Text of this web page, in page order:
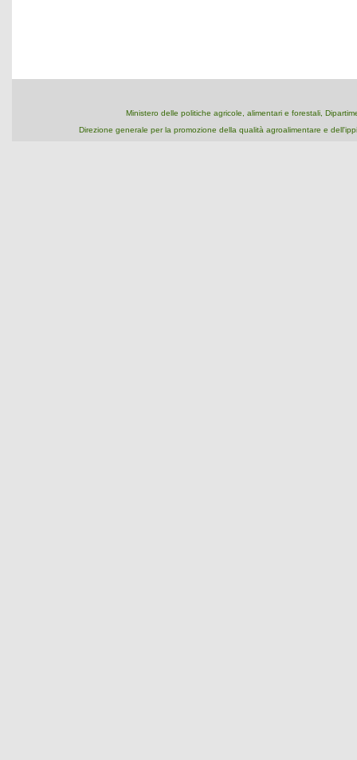
Ministero delle politiche agricole, alimentari e forestali,
Direzione generale per la promozione della qualità agroalimentare e